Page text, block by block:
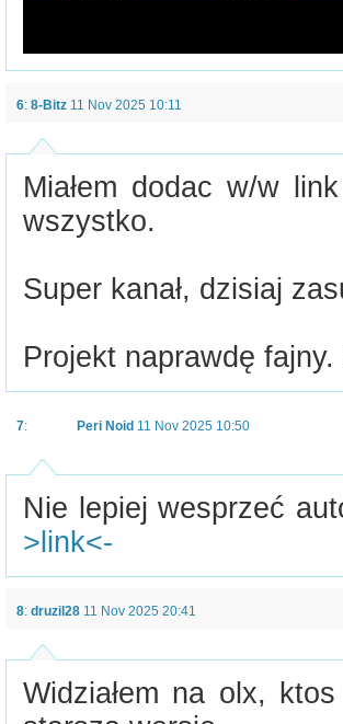
6: 8-Bitz 11 Nov 2025 10:11
Miałem dodac w/w
wszystko.
Super kanał, dzisiaj
Projekt naprawdę
7: Peri Noid 11 Nov 2025 10:50
Nie lepiej wesprzeć
>link<-
8: druzil28 11 Nov 2025 20:41
Widziałem na olx,